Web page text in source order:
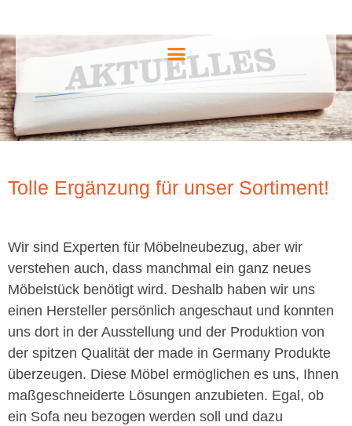
Tolle Ergänzung für unser Sortiment!
Wir sind Experten für Möbelneubezug, aber wir
verstehen auch, dass manchmal ein ganz neues
Möbelstück benötigt wird. Deshalb haben wir uns
einen Hersteller persönlich angeschaut und konnten
uns dort in der Ausstellung und der Produktion von
der spitzen Qualität der made in Germany Produkte
überzeugen. Diese Möbel ermöglichen es uns, Ihnen
maßgeschneiderte Lösungen anzubieten. Egal, ob
ein Sofa neu bezogen werden soll und dazu